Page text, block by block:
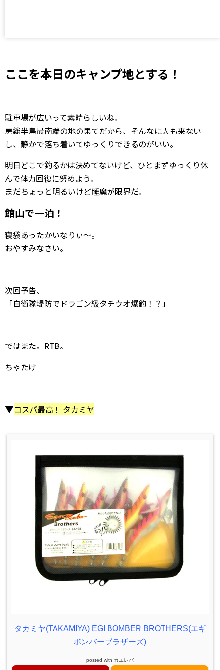
ここを本日のキャンプ地とする！
駐車場が広いって素晴らしいね。
房総半島最南端の地の果てだから、そんなに人も来ない
し、静かで落ち着いてゆっくりできるのがいい。
明日どこで釣るかは決めてないけど、ひとまずゆっくり休
んで体力回復に努めよう。
まだちょっと明るいけど睡魔が限界だ。
館山で一泊！
寝袋あったかいなりぃ〜。
おやすみなさい。
次回予告、
「自衛隊堤防でドラゴン級タチウオ爆釣！？」
ではまた。RTB。
ちゃたけ
▼コスパ最高！ タカミヤ
タカミヤ(TAKAMIYA) EGI BOMBER BROTHERS(エギ
ボンバーブラザーズ)
posted with カエレバ